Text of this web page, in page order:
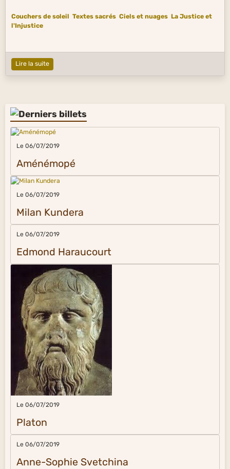
Couchers de soleil Textes sacrés Ciels et nuages La Justice et
l'Injustice
Lire la suite
Le 06/07/2019
Aménémopé
Le 06/07/2019
Milan Kundera
Le 06/07/2019
Edmond Haraucourt
Le 06/07/2019
Platon
Le 06/07/2019
Anne-Sophie Svetchina